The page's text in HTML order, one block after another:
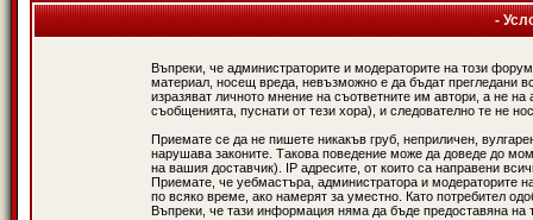
-
Въпреки, че администраторите и модераторите на този
материал, носещ вреда, невъзможно е да бъдат прегледани
изразяват личното мнение на съответните им автори, а не
съобщенията, пуснати от тези хора), и следователно те не
Приемате се да не пишете никакъв груб, неприличен,
нарушава законите. Такова поведение може да доведе до
на вашия доставчик). IP адресите, от които са направени
Приемате, че уебмастъра, администратора и модераторите
по всяко време, ако намерят за уместно. Като потребител
Въпреки, че тази информация няма да бъде предоставяна